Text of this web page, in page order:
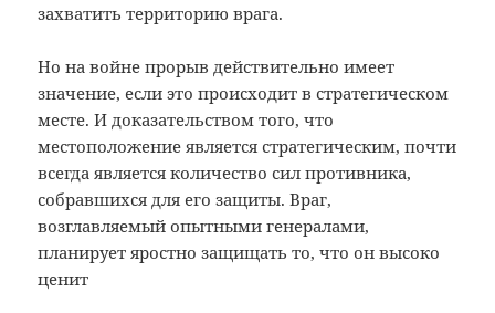
захватить территорию врага.
Но на войне прорыв действительно имеет
значение, если это происходит в стратегическом
месте. И доказательством того, что
местоположение является стратегическим, почти
всегда является количество сил противника,
собравшихся для его защиты. Враг,
возглавляемый опытными генералами,
планирует яростно защищать то, что он высоко
ценит